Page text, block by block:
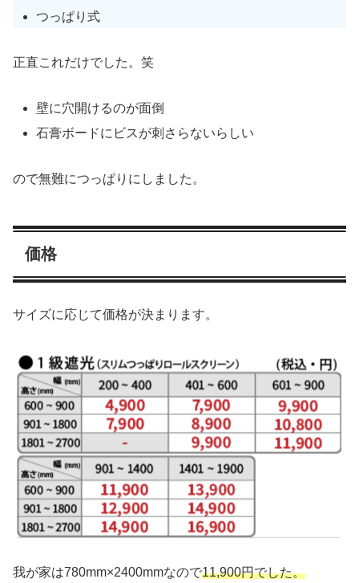
つっぱり式
正直これだけでした。笑
壁に穴開けるのが面倒
石膏ボードにビスが刺さらないらしい
ので無難につっぱりにしました。
価格
サイズに応じて価格が決まります。
我が家は780mm×2400mmなので11,900円でした。